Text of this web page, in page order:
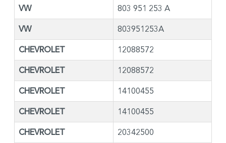
VW 803 951 253 A
VW 803951253A
CHEVROLET 12088572
CHEVROLET 12088572
CHEVROLET 14100455
CHEVROLET 14100455
CHEVROLET 20342500